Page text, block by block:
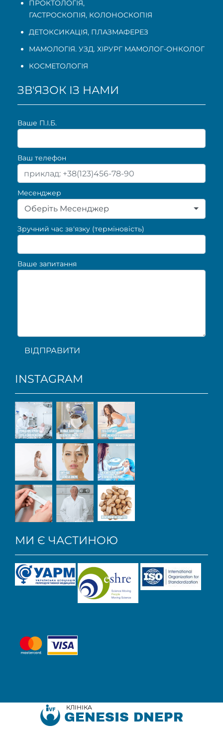
ПРОКТОЛОГІЯ,
ГАСТРОСКОПІЯ, КОЛОНОСКОПІЯ
ДЕТОКСИКАЦІЯ, ПЛАЗМАФЕРЕЗ
МАМОЛОГІЯ. УЗД. ХІРУРГ МАМОЛОГ-ОНКОЛОГ
КОСМЕТОЛОГІЯ
ЗВ'ЯЗОК ІЗ НАМИ
Ваше П.I.Б.
Ваш телефон
Месенджер
Оберіть Месенджер
Зручний час зв'язку (терміновість)
Ваше запитання
ВІДПРАВИТИ
INSTAGRAM
МИ Є ЧАСТИНОЮ
КЛІНІКА
GENESIS DNEPR